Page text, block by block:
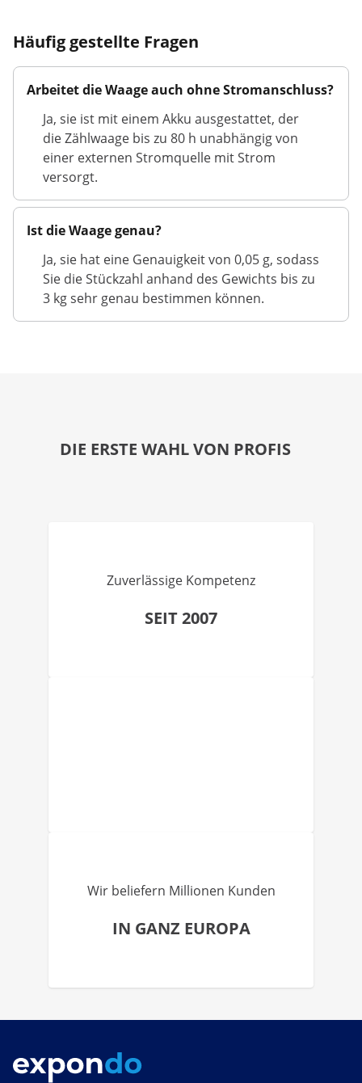
Häufig gestellte Fragen
Arbeitet die Waage auch ohne Stromanschluss?
Ja, sie ist mit einem Akku ausgestattet, der
die Zählwaage bis zu 80 h unabhängig von
einer externen Stromquelle mit Strom
versorgt.
Ist die Waage genau?
Ja, sie hat eine Genauigkeit von 0,05 g, sodass
Sie die Stückzahl anhand des Gewichts bis zu
3 kg sehr genau bestimmen können.
DIE ERSTE WAHL VON PROFIS
Zuverlässige Kompetenz
SEIT 2007
Wir beliefern Millionen Kunden
IN GANZ EUROPA